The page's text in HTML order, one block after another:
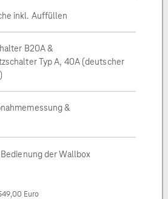
inkl. Auffüllen
B20A &
Typ A, 40A (deutscher
&
der Wallbox
Euro